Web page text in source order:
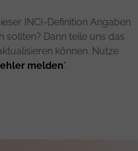
INCI-Definition Angaben
sollten? Dann teile uns das
können. Nutze
melden".